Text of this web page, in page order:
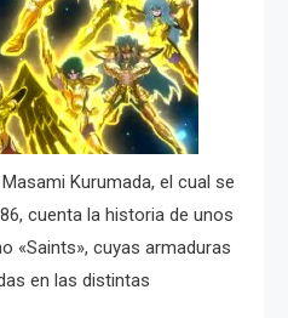
Kurumada, el cual se
cuenta la historia de unos
«Saints», cuyas armaduras
en las distintas